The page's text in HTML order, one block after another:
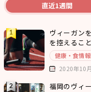
直近1週間
ヴィーガン
を控えるこ
健康・食情
2020年10
福岡のヴィ